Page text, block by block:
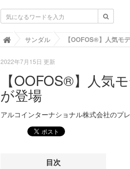
靴と暮らすLIFOOT【ライフット】-靴の
サンダル
2022年7月15日 更新
【OOFOS®︎】人気
が登場
アルコインターナショナル株式会社のプ
目次